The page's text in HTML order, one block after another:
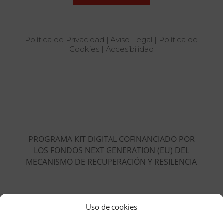
Uso de cookies
Política de Privacidad |Aviso Legal | Política de
Cookies| Accesibilidad
PROGRAMA KIT DIGITAL COFINANCIADO POR
LOS FONDOS NEXT GENERATION (EU) DEL
MECANISMO DE RECUPERACIÓN Y RESILENCIA